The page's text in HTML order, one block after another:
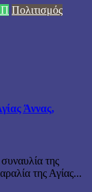
Πολιτισμός
Άννας,
της
της Αγίας...